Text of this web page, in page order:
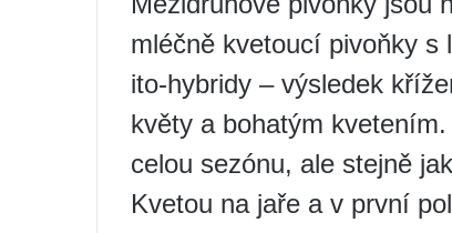
mléčně kvetoucí pivoňky s
ito-hybridy – výsledek
květy a bohatým
celou sezónu, ale stejně
Kvetou na jaře a v první